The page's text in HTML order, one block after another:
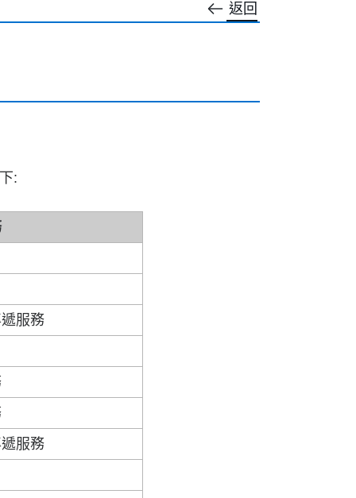
返回
:
服務
服務